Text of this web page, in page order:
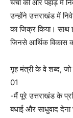
चर्चा की और पहाड़ में
उन्होंने उत्तराखंड में
का जिक्र किया। साथ
जिनसे आर्थिक विकास
गृह मंत्री के वे शब्द, जो
01
-मैं पूरे उत्तराखंड के
बधाई और साधुवाद